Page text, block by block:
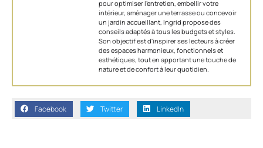
pour optimiser l’entretien, embellir votre
intérieur, aménager une terrasse ou concevoir
un jardin accueillant, Ingrid propose des
conseils adaptés à tous les budgets et styles.
Son objectif est d'inspirer ses lecteurs à créer
des espaces harmonieux, fonctionnels et
esthétiques, tout en apportant une touche de
nature et de confort à leur quotidien.
Facebook Twitter LinkedIn